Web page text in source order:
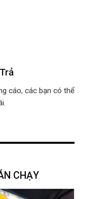
cáo, các bạn có thể
CHẠY